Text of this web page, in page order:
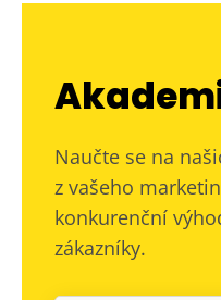
Naučte se na
z vašeho
konkurenční
zákazníky.